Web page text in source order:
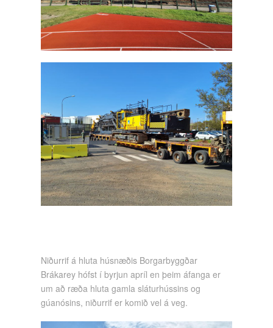
Niðurrif á hluta húsnæðis Borgarbyggðar
Brákarey hófst í byrjun apríl en þeim áfanga er
um að ræða hluta gamla sláturhússins og
gúanósins, niðurrif er komið vel á veg.